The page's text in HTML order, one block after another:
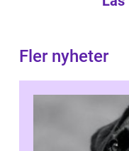
Fler nyheter